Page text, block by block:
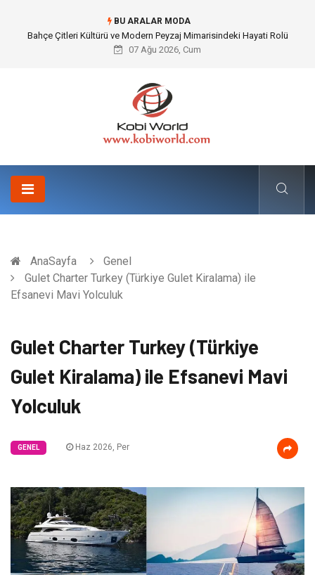
BU ARALAR MODA
Komple Tır Taşımacılığı İle Kesintisiz ve Güvenli Lojistik Çözümleri
07 Ağu 2026, Cum
AnaSayfa
Genel
Gulet Charter Turkey (Türkiye Gulet Kiralama) ile
Efsanevi Mavi Yolculuk
Gulet Charter Turkey (Türkiye
Gulet Kiralama) ile Efsanevi Mavi
Yolculuk
GENEL Haz 2026, Per